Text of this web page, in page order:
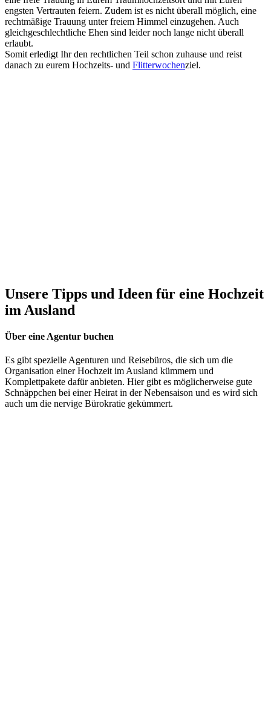
engsten Vertrauten feiern. Zudem ist es nicht überall möglich, eine
rechtmäßige Trauung unter freiem Himmel einzugehen. Auch
gleichgeschlechtliche Ehen sind leider noch lange nicht überall
erlaubt.
Somit erledigt Ihr den rechtlichen Teil schon zuhause und reist
danach zu eurem Hochzeits- und Flitterwochenziel.
Unsere Tipps und Ideen für eine Hochzeit
im Ausland
Über eine Agentur buchen
Es gibt spezielle Agenturen und Reisebüros, die sich um die
Organisation einer Hochzeit im Ausland kümmern und
Komplettpakete dafür anbieten. Hier gibt es möglicherweise gute
Schnäppchen bei einer Heirat in der Nebensaison und es wird sich
auch um die nervige Bürokratie gekümmert.